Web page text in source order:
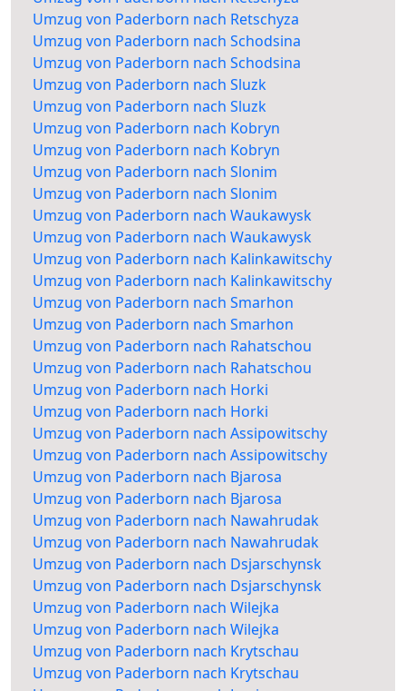
Umzug von Paderborn nach Retschyza
Umzug von Paderborn nach Schodsina
Umzug von Paderborn nach Schodsina
Umzug von Paderborn nach Sluzk
Umzug von Paderborn nach Sluzk
Umzug von Paderborn nach Kobryn
Umzug von Paderborn nach Kobryn
Umzug von Paderborn nach Slonim
Umzug von Paderborn nach Slonim
Umzug von Paderborn nach Waukawysk
Umzug von Paderborn nach Waukawysk
Umzug von Paderborn nach Kalinkawitschy
Umzug von Paderborn nach Kalinkawitschy
Umzug von Paderborn nach Smarhon
Umzug von Paderborn nach Smarhon
Umzug von Paderborn nach Rahatschou
Umzug von Paderborn nach Rahatschou
Umzug von Paderborn nach Horki
Umzug von Paderborn nach Horki
Umzug von Paderborn nach Assipowitschy
Umzug von Paderborn nach Assipowitschy
Umzug von Paderborn nach Bjarosa
Umzug von Paderborn nach Bjarosa
Umzug von Paderborn nach Nawahrudak
Umzug von Paderborn nach Nawahrudak
Umzug von Paderborn nach Dsjarschynsk
Umzug von Paderborn nach Dsjarschynsk
Umzug von Paderborn nach Wilejka
Umzug von Paderborn nach Wilejka
Umzug von Paderborn nach Krytschau
Umzug von Paderborn nach Krytschau